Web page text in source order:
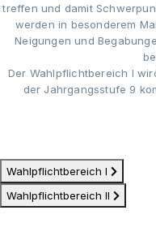
treffen und damit
werden in besonderem
Neigungen und
Der Wahlpflichtbereich I
der Jahrgangsstufe 9
Wahlpflichtbereich I
Wahlpflichtbereich II